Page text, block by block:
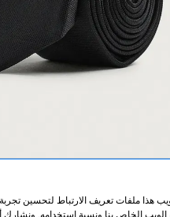
هذا ملفات تعريف الارتباط لتحسين
الويب الخاص بنا ونسبة استخدامه. ونشارك